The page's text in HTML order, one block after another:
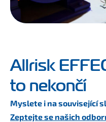
Allrisk
to nekončí
Myslete i na související
Zeptejte se našich